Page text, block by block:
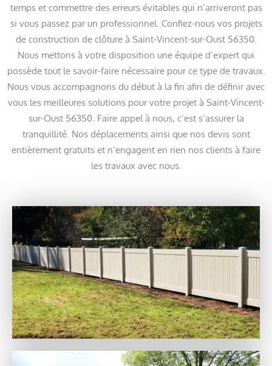
temps et commettre des erreurs évitables qui n’arriveront pas
si vous passez par un professionnel. Confiez-nous vos projets
de construction de clôture à Saint-Vincent-sur-Oust 56350.
Nous mettons à votre disposition une équipe d’expert qui
possède tout le savoir-faire nécessaire pour ce type de travaux.
Nous vous accompagnons du début à la fin afin de définir avec
vous les meilleures solutions pour votre projet à Saint-Vincent-
sur-Oust 56350. Faire appel à nous, c’est s’assurer la
tranquillité. Nos déplacements ainsi que nos devis sont
entièrement gratuits et n’engagent en rien nos clients à faire
les travaux avec nous.